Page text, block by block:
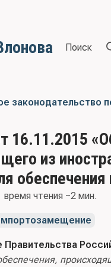
Поиск
законодательство
16.11.2015
из
время чтения ~2 мин.
Правительства